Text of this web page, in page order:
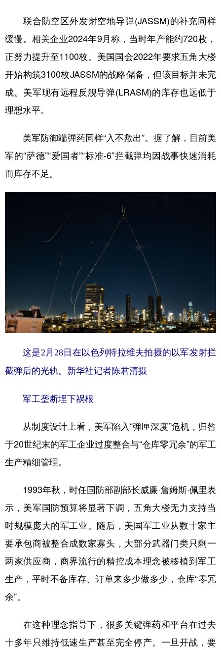
联合防空区外发射空地导弹(JASSM)的补充同样
缓慢。相关企业2024年9月称，当时年产能约720枚，
正努力提升至1100枚。美国国会2022年要求五角大楼
开始构筑3100枚JASSM的战略储备，但该目标并未完
成。美军现有远程反舰导弹(LRASM)的库存也远低于
理想水平。
美军防御端弹药同样“入不敷出”。据了解，目前美
军的“萨德”“爱国者”“标准-6”拦截弹均因战事快速消耗
而库存不足。
这是2月28日在以色列特拉维夫拍摄的以军发射拦
截弹后的光轨。新华社记者陈君清摄
军工垄断埋下祸根
从制度设计上看，美军陷入“弹匣深度”危机，归咎
于20世纪末的军工企业过度整合与“仓库零冗余”的军工
生产精细管理。
1993年秋，时任国防部副部长威廉·詹姆斯·佩里表
示，美军国防预算将显著下调，五角大楼无力支持当
时规模庞大的军工业。随后，美国军工业从数十家主
要承包商被整合成数家寡头，大部分武器门类只剩一
两家供应商，商界流行的精控成本理念被移植到军工
生产，平时不备库存、订单来多少做多少，仓库“零冗
余”。
在这种理念指导下，很多关键弹药和平台在过去
十多年只维持低速生产甚至完全停产。一旦开战，要